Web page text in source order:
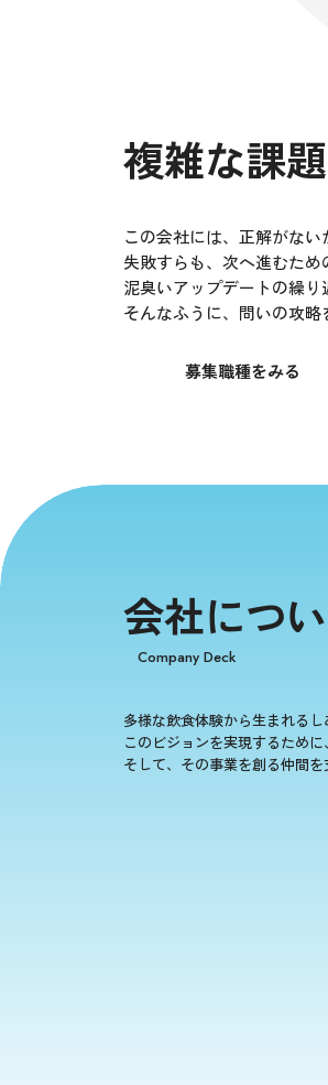
複雑な課題
この会社には、正解がない
失敗すらも、次へ進むため
泥臭いアップデートの繰り
そんなふうに、問いの攻略
募集職種をみる
会社につ
Company Deck
多様な飲食体験から生まれる
このビジョンを実現するため
そして、その事業を創る仲間